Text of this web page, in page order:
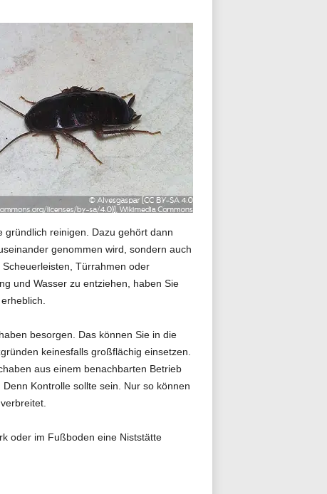
gründlich reinigen. Dazu gehört dann
genommen wird, sondern auch
Türrahmen oder
und Wasser zu entziehen, haben Sie
besorgen. Das können Sie in die
keinesfalls großflächig einsetzen.
aus einem benachbarten Betrieb
Kontrolle sollte sein. Nur so können
oder im Fußboden eine Niststätte